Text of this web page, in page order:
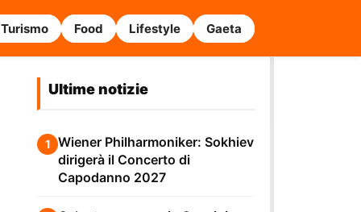
Turismo Food Lifestyle Gaeta
Ultime notizie
1 Wiener Philharmoniker: Sokhiev
dirigerà il Concerto di
Capodanno 2027